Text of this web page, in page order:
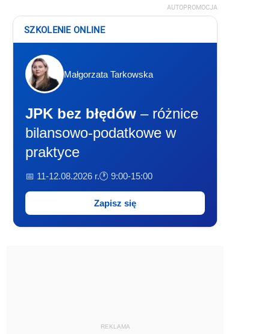
AUTOPROMOCJA
SZKOLENIE ONLINE
Małgorzata Tarkowska
JPK bez błędów – różnice
bilansowo-podatkowe w
praktyce
📅 11-12.08.2026 r.🕐 9:00-15:00
Zapisz się
REKLAMA